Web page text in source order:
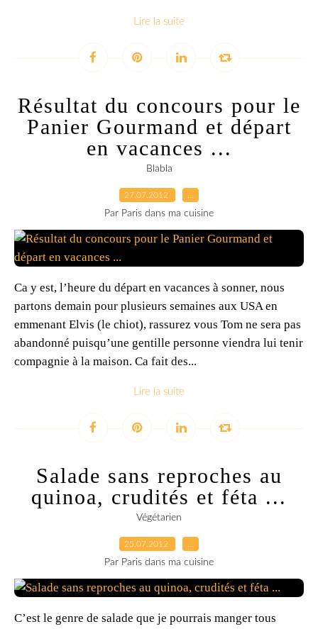
Lire la suite
Résultat du concours pour le
Panier Gourmand et départ
en vacances ...
Blabla
27.07.2012
Par Paris dans ma cuisine
Ca y est, l’heure du départ en vacances à sonner, nous
partons demain pour plusieurs semaines aux USA en
emmenant Elvis (le chiot), rassurez vous Tom ne sera pas
abandonné puisqu’une gentille personne viendra lui tenir
compagnie à la maison. Ca fait des...
Lire la suite
Salade sans reproches au
quinoa, crudités et féta ...
Végétarien
25.07.2012
Par Paris dans ma cuisine
C’est le genre de salade que je pourrais manger tous